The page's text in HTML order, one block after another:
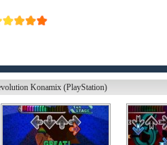
Konamix (PlayStation)